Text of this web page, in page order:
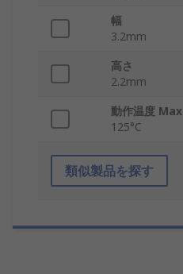
幅
3.2mm
高さ
2.2mm
動作温度 Max
125°C
類似製品を探す